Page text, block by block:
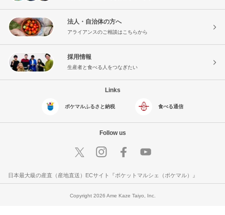
法人・自治体の方へ
アライアンスのご相談はこちらから
採用情報
生産者と食べる人をつなぎたい
Links
ポケマルふるさと納税 食べる通信
Follow us
日本最大級の産直（産地直送）ECサイト『ポケットマルシェ（ポケマル）』
Copyright 2026 Ame Kaze Taiyo, Inc.